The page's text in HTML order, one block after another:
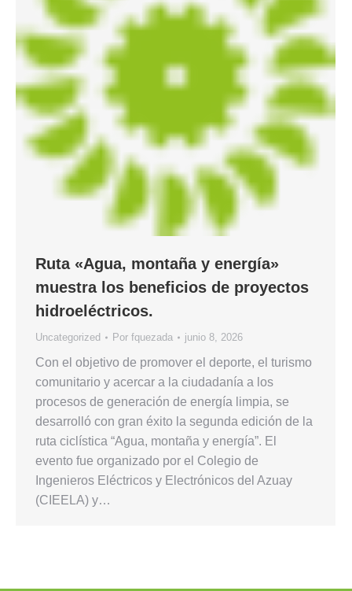
Ruta «Agua, montaña y energía»
muestra los beneficios de proyectos
hidroeléctricos.
Uncategorized Por fquezada junio 8, 2026
Con el objetivo de promover el deporte, el turismo
comunitario y acercar a la ciudadanía a los
procesos de generación de energía limpia, se
desarrolló con gran éxito la segunda edición de la
ruta ciclística “Agua, montaña y energía”. El
evento fue organizado por el Colegio de
Ingenieros Eléctricos y Electrónicos del Azuay
(CIEELA) y…